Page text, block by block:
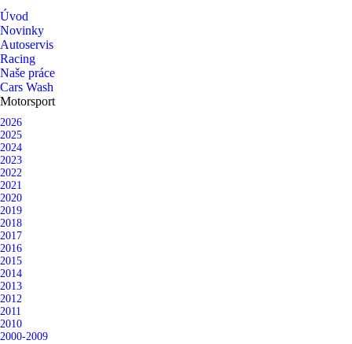
Úvod
Novinky
Autoservis
Racing
Naše práce
Cars Wash
Motorsport
2026
2025
2024
2023
2022
2021
2020
2019
2018
2017
2016
2015
2014
2013
2012
2011
2010
2000-2009